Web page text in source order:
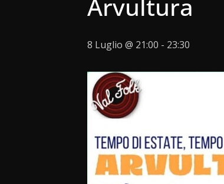
Arvultura
8 Luglio @ 21:00 - 23:30